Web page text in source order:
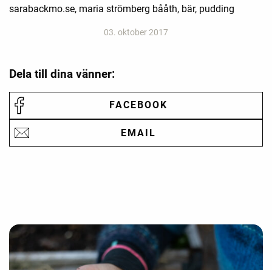
sarabackmo.se, maria strömberg bååth, bär, pudding
03. oktober 2017
Dela till dina vänner:
FACEBOOK
EMAIL